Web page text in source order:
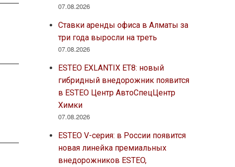
07.08.2026
Ставки аренды офиса в Алматы за
три года выросли на треть
07.08.2026
ESTEO EXLANTIX ET8: новый
гибридный внедорожник появится
в ESTEO Центр АвтоСпецЦентр
Химки
07.08.2026
ESTEO V-серия: в России появится
новая линейка премиальных
внедорожников ESTEO,